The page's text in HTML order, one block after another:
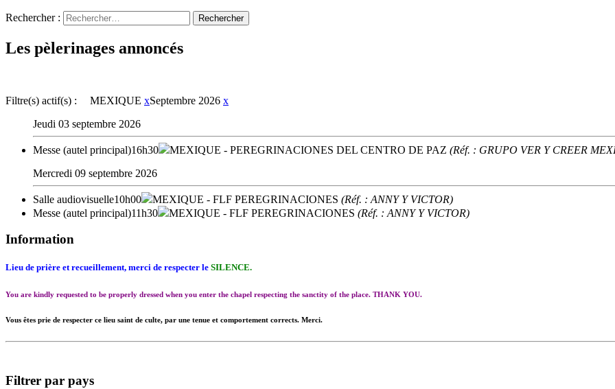
Rechercher :
Les pèlerinages annoncés
Filtre(s) actif(s) : MEXIQUE xSeptembre 2026 x
Jeudi 03 septembre 2026
Messe (autel principal)16h30 MEXIQUE - PEREGRINACIONES DEL CENTRO DE PAZ (Réf. : GRUPO VER Y CREER
Mercredi 09 septembre 2026
Salle audiovisuelle10h00 MEXIQUE - FLF PEREGRINACIONES (Réf. : ANNY Y VICTOR)
Messe (autel principal)11h30 MEXIQUE - FLF PEREGRINACIONES (Réf. : ANNY Y VICTOR)
Information
Lieu de prière et recueillement, merci de respecter le SILENCE.
You are kindly requested to be properly dressed when you enter the chapel respecting the sanctity of the place. THANK YOU.
Vous êtes prie de respecter ce lieu saint de culte, par une tenue et comportement corrects. Merci.
Filtrer par pays